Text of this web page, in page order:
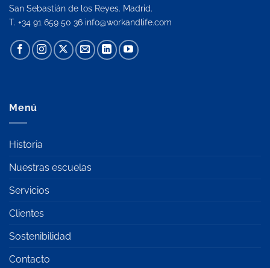
San Sebastián de los Reyes. Madrid.
T. +34 91 659 50 36 info@workandlife.com
Menú
Historia
Nuestras escuelas
Servicios
Clientes
Sostenibilidad
Contacto